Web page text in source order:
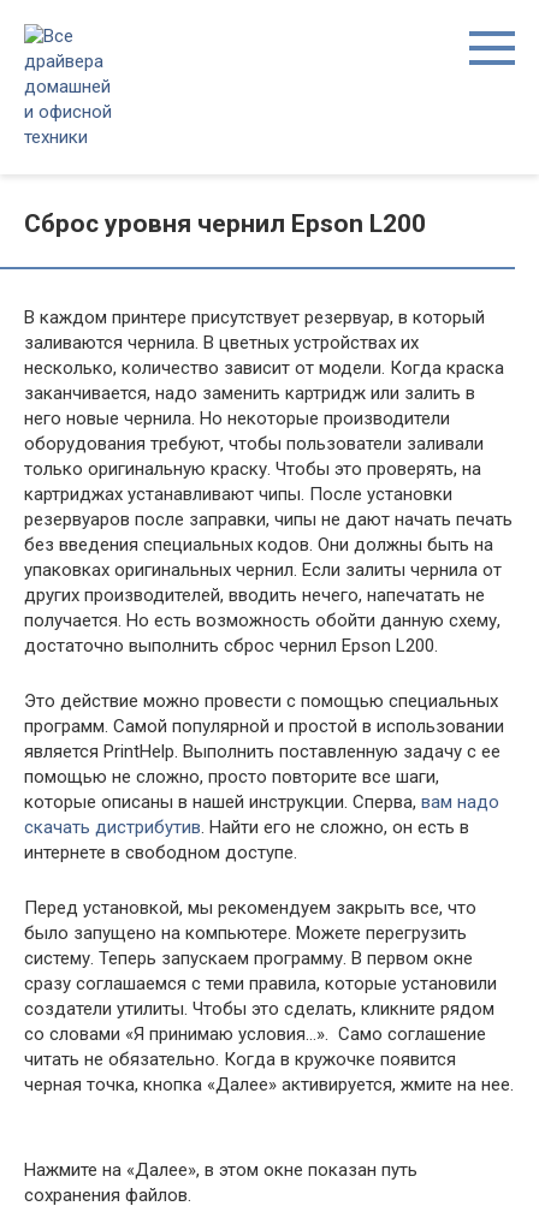
контенту
Сброс уровня чернил Epson L200
В каждом принтере присутствует резервуар, в который
заливаются чернила. В цветных устройствах их
несколько, количество зависит от модели. Когда краска
заканчивается, надо заменить картридж или залить в
него новые чернила. Но некоторые производители
оборудования требуют, чтобы пользователи заливали
только оригинальную краску. Чтобы это проверять, на
картриджах устанавливают чипы. После установки
резервуаров после заправки, чипы не дают начать печать
без введения специальных кодов. Они должны быть на
упаковках оригинальных чернил. Если залиты чернила от
других производителей, вводить нечего, напечатать не
получается. Но есть возможность обойти данную схему,
достаточно выполнить сброс чернил Epson L200.
Это действие можно провести с помощью специальных
программ. Самой популярной и простой в использовании
является PrintHelp. Выполнить поставленную задачу с ее
помощью не сложно, просто повторите все шаги,
которые описаны в нашей инструкции. Сперва, вам надо
скачать дистрибутив. Найти его не сложно, он есть в
интернете в свободном доступе.
Перед установкой, мы рекомендуем закрыть все, что
было запущено на компьютере. Можете перегрузить
систему. Теперь запускаем программу. В первом окне
сразу соглашаемся с теми правила, которые установили
создатели утилиты. Чтобы это сделать, кликните рядом
со словами «Я принимаю условия…». Само соглашение
читать не обязательно. Когда в кружочке появится
черная точка, кнопка «Далее» активируется, жмите на нее.
Нажмите на «Далее», в этом окне показан путь
сохранения файлов.